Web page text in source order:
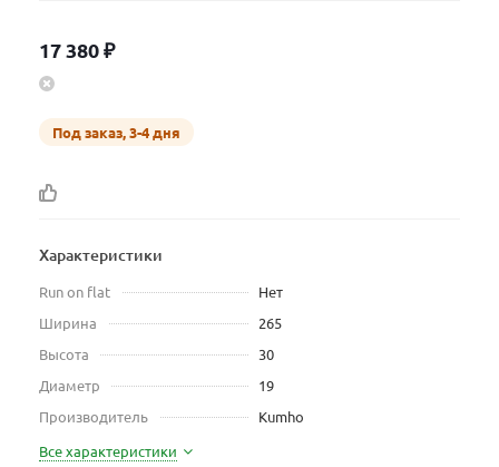
17 380₽
Под заказ, 3-4 дня
Характеристики
Run on flat
Нет
Ширина
265
Высота
30
Диаметр
19
Производитель
Kumho
Все характеристики